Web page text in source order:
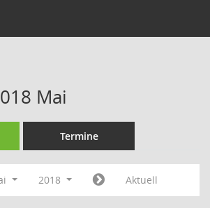
Mai
Termine
2018 Aktuell